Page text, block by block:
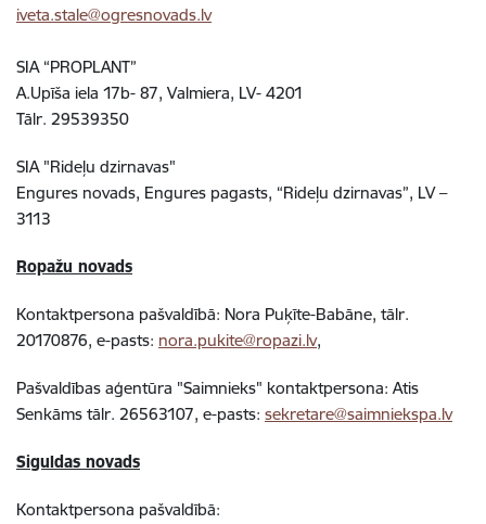
iveta.stale@ogresnovads.lv
SIA “PROPLANT”
A.Upīša iela 17b- 87, Valmiera, LV- 4201
Tālr. 29539350
SIA "Rideļu dzirnavas"
Engures novads, Engures pagasts, “Rideļu dzirnavas”, LV –
3113
Ropažu novads
Kontaktpersona pašvaldībā: Nora Puķīte-Babāne, tālr.
20170876, e-pasts: nora.pukite@ropazi.lv,
Pašvaldības aģentūra "Saimnieks" kontaktpersona: Atis
Senkāms tālr. 26563107, e-pasts: sekretare@saimniekspa.lv
Siguldas novads
Kontaktpersona pašvaldībā: